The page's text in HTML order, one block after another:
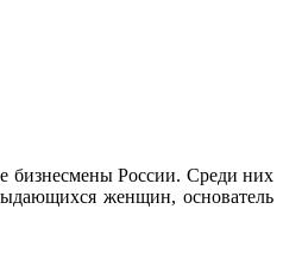
бизнесмены России. Среди них
женщин, основатель